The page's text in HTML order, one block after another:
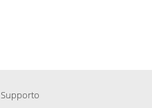
Supporto